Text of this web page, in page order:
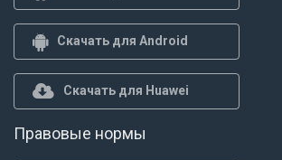
Скачать для Android
Скачать для Huawei
Правовые нормы